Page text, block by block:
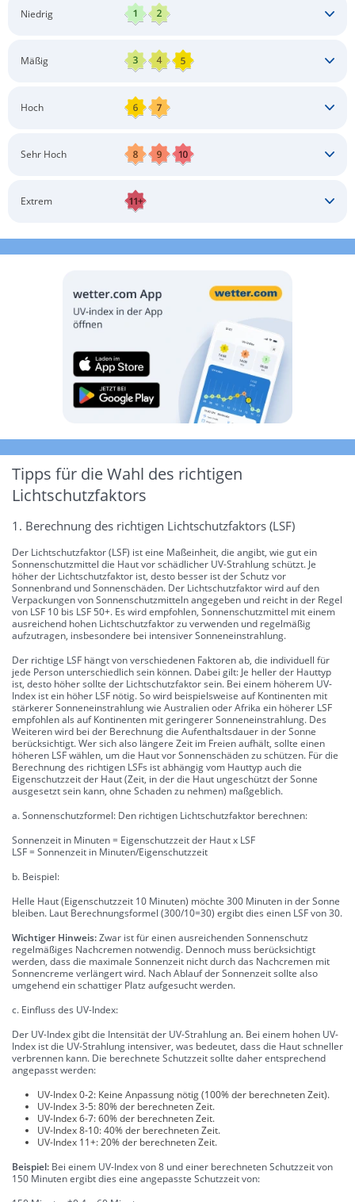
Niedrig
Mäßig
Langärmlige Bekleidung
Hoch
Langärmlige Bekleidung
Sonnenbrille
Sehr Hoch
Langärmlige Bekleidung
Extrem
Tipps für die Wahl des richtigen
Lichtschutzfaktors
1. Berechnung des richtigen Lichtschutzfaktors (LSF)
Der Lichtschutzfaktor (LSF) ist eine Maßeinheit, die angibt, wie gut ein
Sonnenschutzmittel die Haut vor schädlicher UV-Strahlung schützt. Je
höher der Lichtschutzfaktor ist, desto besser ist der Schutz vor
Sonnenbrand und Sonnenschäden. Der Lichtschutzfaktor wird auf den
Verpackungen von Sonnenschutzmitteln angegeben und reicht in der Regel
von LSF 10 bis LSF 50+. Es wird empfohlen, Sonnenschutzmittel mit einem
ausreichend hohen Lichtschutzfaktor zu verwenden und regelmäßig
aufzutragen, insbesondere bei intensiver Sonneneinstrahlung.
Der richtige LSF hängt von verschiedenen Faktoren ab, die individuell für
jede Person unterschiedlich sein können. Dabei gilt: Je heller der Hauttyp
ist, desto höher sollte der Lichtschutzfaktor sein. Bei einem höherem UV-
Index ist ein höher LSF nötig. So wird beispielsweise auf Kontinenten mit
stärkerer Sonneneinstrahlung wie Australien oder Afrika ein höherer LSF
empfohlen als auf Kontinenten mit geringerer Sonneneinstrahlung. Des
Weiteren wird bei der Berechnung die Aufenthaltsdauer in der Sonne
berücksichtigt. Wer sich also längere Zeit im Freien aufhält, sollte einen
höheren LSF wählen, um die Haut vor Sonnenschäden zu schützen. Für die
Berechnung des richtigen LSFs ist abhängig vom Hauttyp auch die
Eigenschutzzeit der Haut (Zeit, in der die Haut ungeschützt der Sonne
ausgesetzt sein kann, ohne Schaden zu nehmen) maßgeblich.
a. Sonnenschutzformel: Den richtigen Lichtschutzfaktor berechnen:
Sonnenzeit in Minuten = Eigenschutzzeit der Haut x LSF
LSF = Sonnenzeit in Minuten/Eigenschutzzeit
b. Beispiel:
Helle Haut (Eigenschutzzeit 10 Minuten) möchte 300 Minuten in der Sonne
bleiben. Laut Berechnungsformel (300/10=30) ergibt dies einen LSF von 30.
Wichtiger Hinweis:Zwar ist für einen ausreichenden Sonnenschutz
regelmäßiges Nachcremen notwendig. Dennoch muss berücksichtigt
werden, dass die maximale Sonnenzeit nicht durch das Nachcremen mit
Sonnencreme verlängert wird. Nach Ablauf der Sonnenzeit sollte also
umgehend ein schattiger Platz aufgesucht werden.
c. Einfluss des UV-Index:
Der UV-Index gibt die Intensität der UV-Strahlung an. Bei einem hohen UV-
Index ist die UV-Strahlung intensiver, was bedeutet, dass die Haut schneller
verbrennen kann. Die berechnete Schutzzeit sollte daher entsprechend
angepasst werden:
UV-Index 0-2: Keine Anpassung nötig (100% der berechneten Zeit).
UV-Index 3-5: 80% der berechneten Zeit.
UV-Index 6-7: 60% der berechneten Zeit.
UV-Index 8-10: 40% der berechneten Zeit.
UV-Index 11+: 20% der berechneten Zeit.
Beispiel: Bei einem UV-Index von 8 und einer berechneten Schutzzeit von
150 Minuten ergibt dies eine angepasste Schutzzeit von: